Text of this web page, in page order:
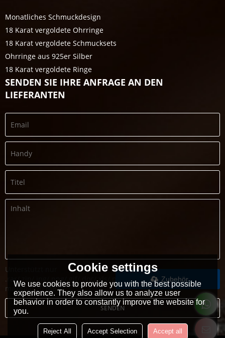
Monatliches Schmuckdesign
18 Karat vergoldete Ohrringe
18 Karat vergoldete Schmucksets
Ohrringe aus 925er Silber
18 Karat vergoldete Ringe
SENDEN SIE IHRE ANFRAGE AN DEN
LIEFERANTEN
Unterstützt nur
.rar/.zip/.jpg/.png/.gif/.doc/.xls/.pdf,
maximal 20 MB
Zubehör
SENDEN
Cookie settings
We use cookies to provide you with the best possible
experience. They also allow us to analyze user
behavior in order to constantly improve the website for
you.
Reject All Accept Selection Accept all